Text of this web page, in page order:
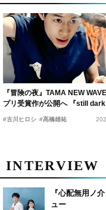
『冒険の夜』TAMA NEW
プリ受賞作が公開へ 『still
時上映決定
#古川ヒロシ #髙橋雄祐
INTERVIEW
『心配無用ノ
ュー